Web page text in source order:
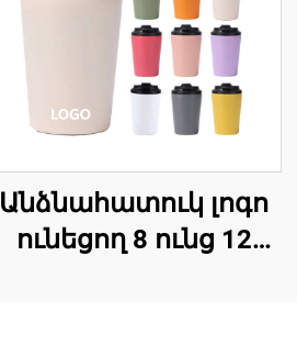
Անձնահատուկ լոգո
ունեցող 8 ունց 12